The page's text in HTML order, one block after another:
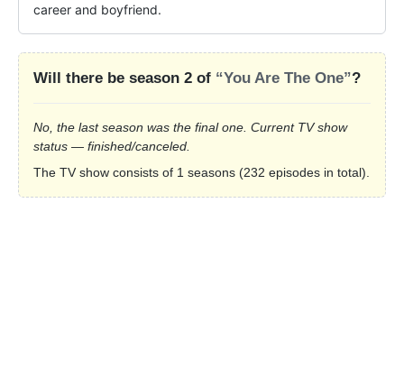
career and boyfriend.
Will there be season 2 of “You Are The One”?
No, the last season was the final one. Current TV show
status — finished/canceled.
The TV show consists of 1 seasons (232 episodes in total).